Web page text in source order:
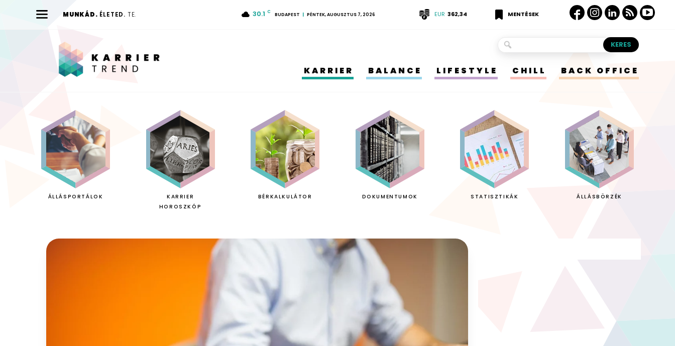
MUNKÁD. ÉLETED. TE. 30.1 C BUDAPEST PÉNTEK, AUGUSZTUS 7, 2026 EUR 362,34 MENTÉSEK
KARRIER BALANCE LIFESTYLE CHILL BACK OFFICE
ÁLLÁSPORTÁLOK
KARRIER
HOROSZKÓP
BÉRKALKULÁTOR DOKUMENTUMOK STATISZTIKÁK ÁLLÁSBÖRZÉK